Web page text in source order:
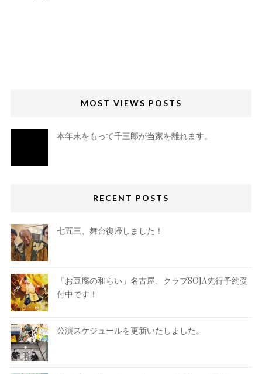
MOST VIEWS POSTS
本年末をもって千三郎が当家を離れます。
RECENT POSTS
七五三、舞台復帰しました！
「お豆腐の和らい」名古屋、クラブSOJA先行予約受
付中です！
公演スケジュールを更新いたしました。